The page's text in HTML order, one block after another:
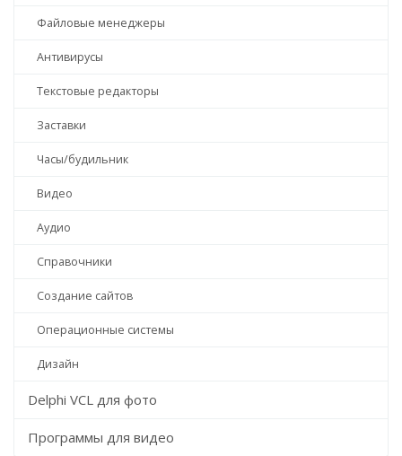
Файловые менеджеры
Антивирусы
Текстовые редакторы
Заставки
Часы/будильник
Видео
Аудио
Справочники
Создание сайтов
Операционные системы
Дизайн
Delphi VCL для фото
Программы для видео